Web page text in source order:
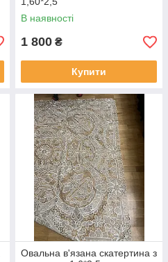
В наявності
1 800 ₴
Купити
Овальна в'язана скатертина з